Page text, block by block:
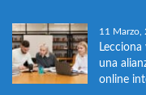
11 Marzo,
una
online